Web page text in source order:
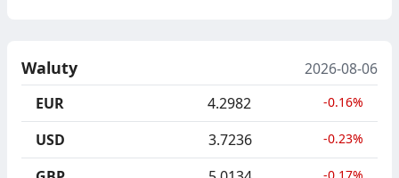
Waluty
2026-08-06
EUR
4.2982 -0.16%
USD 3.7236 -0.23%
-0.17%